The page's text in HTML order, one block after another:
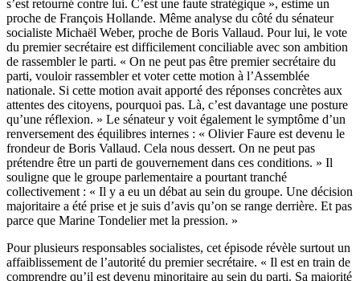
s’est retourné contre lui. C’est une faute stratégique », estime un
proche de François Hollande. Même analyse du côté du sénateur
socialiste Michaël Weber, proche de Boris Vallaud. Pour lui, le vote
du premier secrétaire est difficilement conciliable avec son ambition
de rassembler le parti. « On ne peut pas être premier secrétaire du
parti, vouloir rassembler et voter cette motion à l’Assemblée
nationale. Si cette motion avait apporté des réponses concrètes aux
attentes des citoyens, pourquoi pas. Là, c’est davantage une posture
qu’une réflexion. » Le sénateur y voit également le symptôme d’un
renversement des équilibres internes : « Olivier Faure est devenu le
frondeur de Boris Vallaud. Cela nous dessert. On ne peut pas
prétendre être un parti de gouvernement dans ces conditions. » Il
souligne que le groupe parlementaire a pourtant tranché
collectivement : « Il y a eu un débat au sein du groupe. Une décision
majoritaire a été prise et je suis d’avis qu’on se range derrière. Et pas
parce que Marine Tondelier met la pression. »
Pour plusieurs responsables socialistes, cet épisode révèle surtout un
affaiblissement de l’autorité du premier secrétaire. « Il est en train de
comprendre qu’il est devenu minoritaire au sein du parti. Sa majorité